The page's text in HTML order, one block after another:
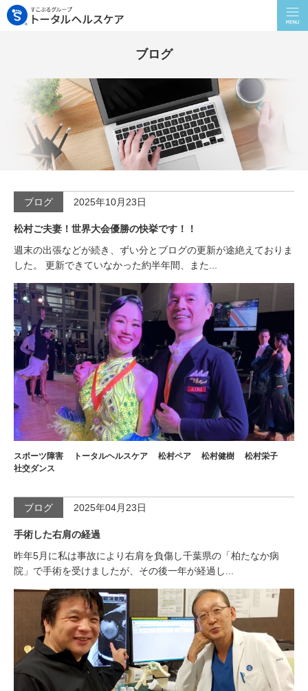
ブログ
ブログ 2025年10月23日
松村ご夫妻！世界大会優勝の快挙です！！
週末の出張などが続き、ずい分とブログの更新が途絶えておりま
した。 更新できていなかった約半年間、また...
スポーツ障害 トータルヘルスケア 松村ペア 松村健樹
松村栄子
社交ダンス
ブログ 2025年04月23日
手術した右肩の経過
昨年5月に私は事故により右肩を負傷し千葉県の「柏たなか病
院」で手術を受けましたが、その後一年が経過し...